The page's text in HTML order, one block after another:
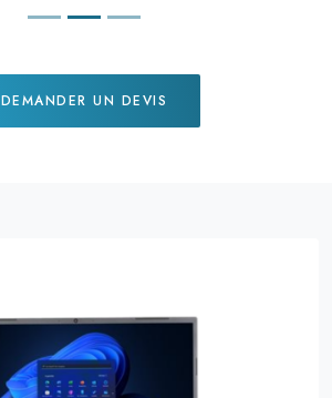
DEMANDER UN DEVIS